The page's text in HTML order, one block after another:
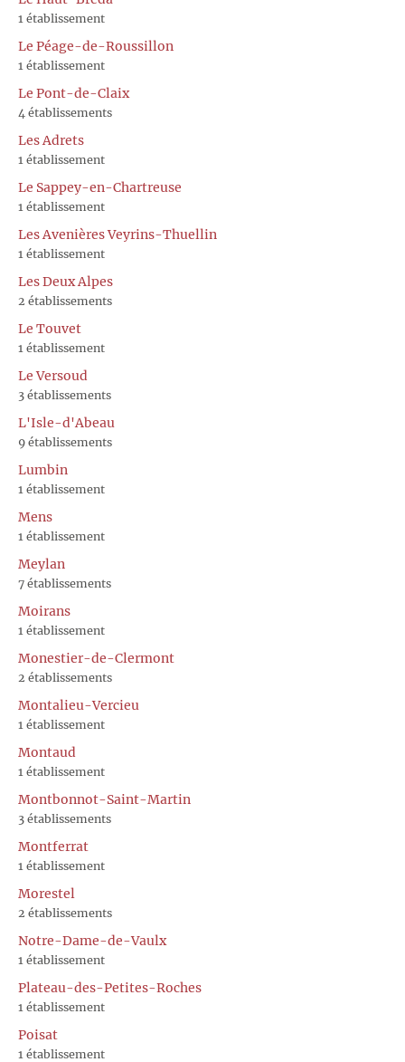
1 établissement
Le Péage-de-Roussillon
1 établissement
Le Pont-de-Claix
4 établissements
Les Adrets
1 établissement
Le Sappey-en-Chartreuse
1 établissement
Les Avenières Veyrins-Thuellin
1 établissement
Les Deux Alpes
2 établissements
Le Touvet
1 établissement
Le Versoud
3 établissements
L'Isle-d'Abeau
9 établissements
Lumbin
1 établissement
Mens
1 établissement
Meylan
7 établissements
Moirans
1 établissement
Monestier-de-Clermont
2 établissements
Montalieu-Vercieu
1 établissement
Montaud
1 établissement
Montbonnot-Saint-Martin
3 établissements
Montferrat
1 établissement
Morestel
2 établissements
Notre-Dame-de-Vaulx
1 établissement
Plateau-des-Petites-Roches
1 établissement
Poisat
1 établissement